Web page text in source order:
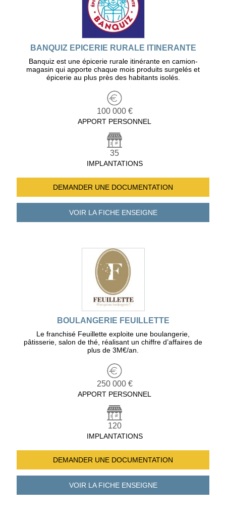
BANQUIZ EPICERIE RURALE ITINERANTE
Banquiz est une épicerie rurale itinérante en camion-
magasin qui apporte chaque mois produits surgelés et
épicerie au plus près des habitants isolés.
100 000 €
APPORT PERSONNEL
35
IMPLANTATIONS
DEMANDER UNE DOCUMENTATION
VOIR LA FICHEENSEIGNE
BOULANGERIE FEUILLETTE
Le franchisé Feuillette exploite une boulangerie,
pâtisserie, salon de thé, réalisant un chiffre d’affaires de
plus de 3M€/an.
250 000 €
APPORT PERSONNEL
120
IMPLANTATIONS
DEMANDER UNE DOCUMENTATION
VOIR LA FICHEENSEIGNE